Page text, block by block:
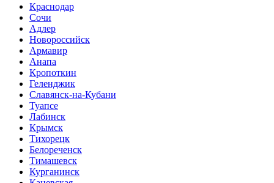
Краснодар
Сочи
Адлер
Новороссийск
Армавир
Анапа
Кропоткин
Геленджик
Славянск-на-Кубани
Туапсе
Лабинск
Крымск
Тихорецк
Белореченск
Тимашевск
Курганинск